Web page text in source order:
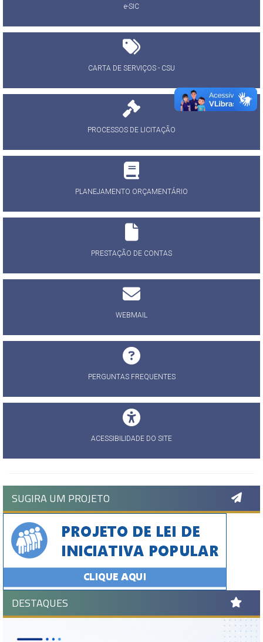
e-SIC
CARTA DE SERVIÇOS - CSU
PROCESSOS DE LICITAÇÃO
PLANEJAMENTO ORÇAMENTÁRIO
PRESTAÇÃO DE CONTAS
WEBMAIL
PERGUNTAS FREQUENTES
ACESSIBILIDADE DO SITE
SUGIRA UM PROJETO
DESTAQUES